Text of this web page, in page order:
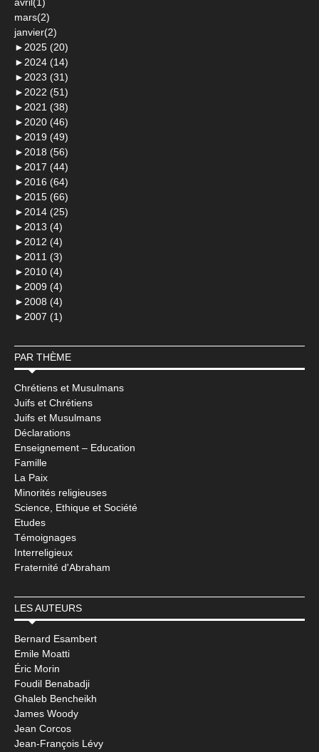
mars(2)
janvier(2)
► 2025 (20)
► 2024 (14)
► 2023 (31)
► 2022 (51)
► 2021 (38)
► 2020 (46)
► 2019 (49)
► 2018 (56)
► 2017 (44)
► 2016 (64)
► 2015 (66)
► 2014 (25)
► 2013 (4)
► 2012 (4)
► 2011 (3)
► 2010 (4)
► 2009 (4)
► 2008 (4)
► 2007 (1)
PAR THÈME
Chrétiens et Musulmans
Juifs et Chrétiens
Juifs et Musulmans
Déclarations
Enseignement – Education
Famille
La Paix
Minorités religieuses
Science, Ethique et Société
Etudes
Témoignages
Interreligieux
Fraternité d'Abraham
LES AUTEURS
Bernard Esambert
Emile Moatti
Éric Morin
Foudil Benabadji
Ghaleb Bencheikh
James Woody
Jean Corcos
Jean-François Lévy